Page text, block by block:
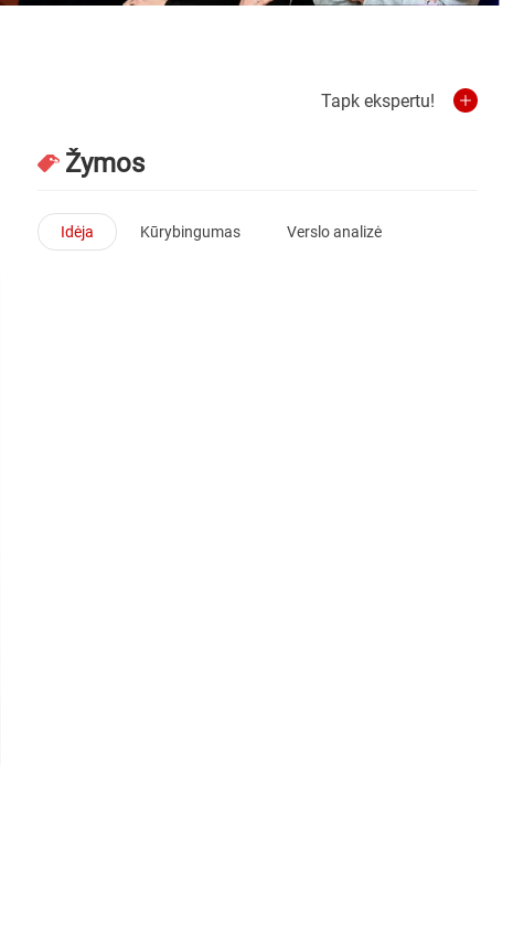
Tapk ekspertu!
Žymos
Idėja Kūrybingumas Verslo analizė